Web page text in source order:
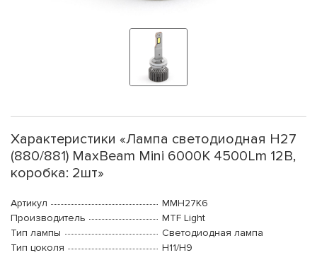
Характеристики «Лампа светодиодная H27
(880/881) MaxBeam Mini 6000K 4500Lm 12В,
коробка: 2шт»
Артикул
MMH27K6
Производитель
MTF Light
Тип лампы
Светодиодная лампа
Тип цоколя
H11/H9